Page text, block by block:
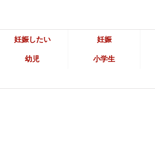
妊娠したい 妊娠
幼児 小学生